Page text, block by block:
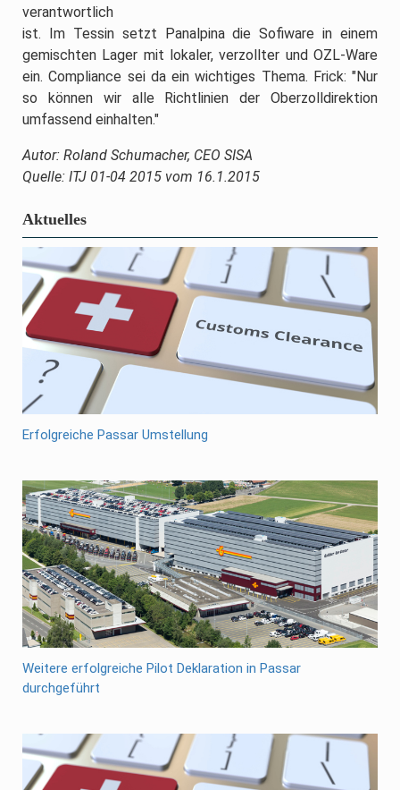
verantwortlich
ist. Im Tessin setzt Panalpina die Sofiware in einem
gemischten Lager mit lokaler, verzollter und OZL-Ware
ein. Compliance sei da ein wichtiges Thema. Frick: "Nur
so können wir alle Richtlinien der Oberzolldirektion
umfassend einhalten."
Autor: Roland Schumacher, CEO SISA
Quelle: ITJ 01-04 2015 vom 16.1.2015
Aktuelles
Erfolgreiche Passar Umstellung
Weitere erfolgreiche Pilot Deklaration in Passar
durchgeführt